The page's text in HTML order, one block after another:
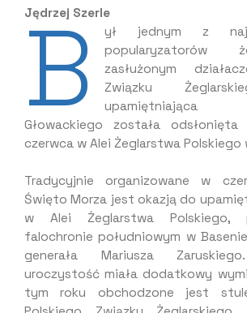
Jędrzej Szerle
B
ył jednym z
popularyzatorów
zasłużonym
Związku
upamiętniająca
Głowackiego została
czerwca w Alei Żeglarstwa Polskiego
Tradycyjnie organizowane w
Święto Morza jest okazją do
w Alei Żeglarstwa Polskiego,
falochronie południowym w
generała Mariusza
uroczystość miała dodatkowy
tym roku obchodzone jest